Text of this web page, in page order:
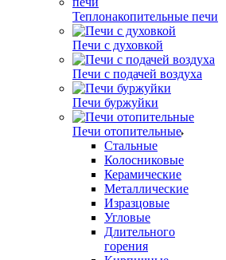
Теплонакопительные печи
Печи с духовкой
Печи с подачей воздуха
Печи буржуйки
Печи отопительные
Стальные
Колосниковые
Керамические
Металлические
Изразцовые
Угловые
Длительного
горения